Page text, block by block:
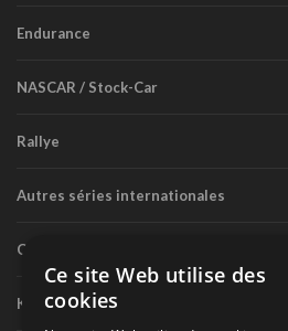
Endurance
NASCAR / Stock-Car
Rallye
Autres séries internationales
Circuit routier canadien
Karting
Ce site Web utilise des
cookies